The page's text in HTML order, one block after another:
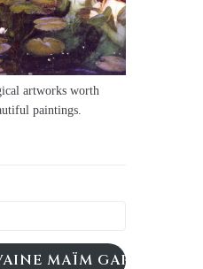
artworks worth
paintings.
MAÏM GARNIER